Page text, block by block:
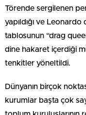
Törende sergilenen
yapıldığı ve
tablosunun “drag
dine hakaret içerdiği
tenkitler yöneltildi.
Dünyanın birçok
kurumlar başta çok